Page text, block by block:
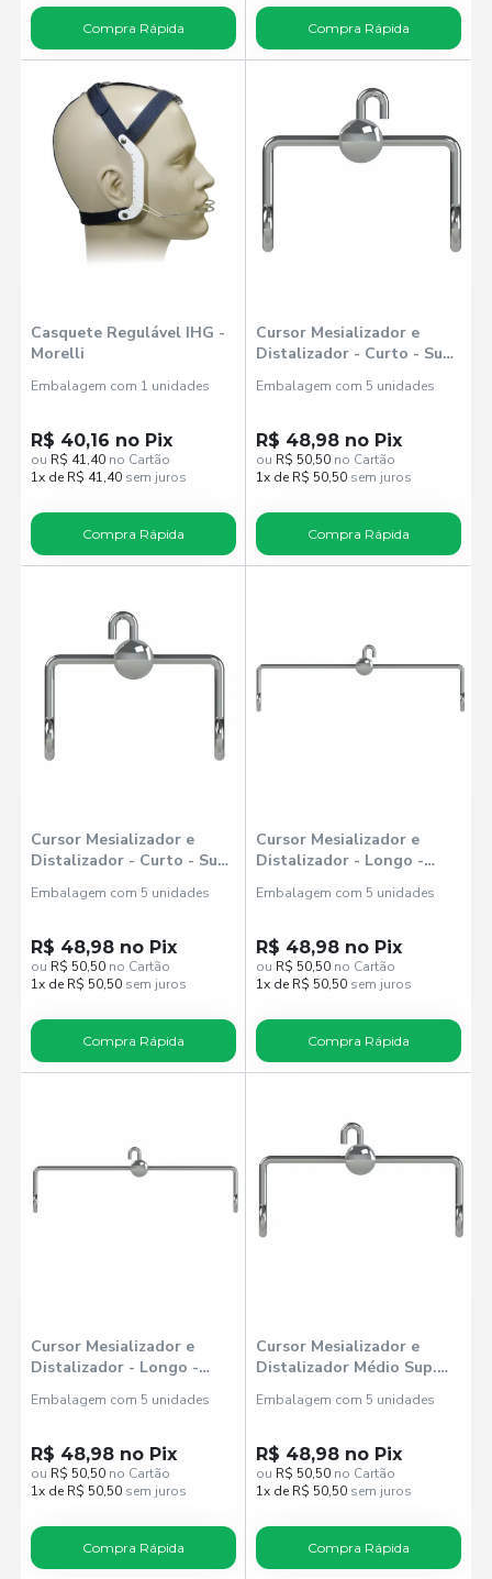
Compra Rápida Compra Rápida
Casquete Regulável IHG -
Morelli
Embalagem com 1 unidades
R$ 40,16 no Pix
ou R$ 41,40 no Cartão
1x de R$ 41,40 sem juros
Compra Rápida
Cursor Mesializador e
Distalizador - Curto - Sup.
Morelli
Embalagem com 5 unidades
R$ 48,98 no Pix
ou R$ 50,50 no Cartão
1x de R$ 50,50 sem juros
Compra Rápida
Cursor Mesializador e
Distalizador - Curto - Sup.
Morelli
Embalagem com 5 unidades
R$ 48,98 no Pix
ou R$ 50,50 no Cartão
1x de R$ 50,50 sem juros
Compra Rápida
Cursor Mesializador e
Distalizador - Longo -
- Morelli
Embalagem com 5 unidades
R$ 48,98 no Pix
ou R$ 50,50 no Cartão
1x de R$ 50,50 sem juros
Compra Rápida
Cursor Mesializador e
Distalizador - Longo -
- Morelli
Embalagem com 5 unidades
R$ 48,98 no Pix
ou R$ 50,50 no Cartão
1x de R$ 50,50 sem juros
Compra Rápida
Cursor Mesializador e
Distalizador Médio Sup.
Morelli
Embalagem com 5 unidades
R$ 48,98 no Pix
ou R$ 50,50 no Cartão
1x de R$ 50,50 sem juros
Compra Rápida